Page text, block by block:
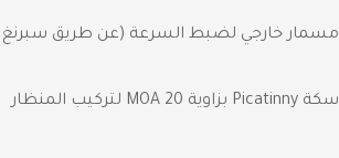
مسمار خارجي لضبط السرعة (عن طريق
سكة Picatinny بزاوية 20 MOA لتركيب المنظار